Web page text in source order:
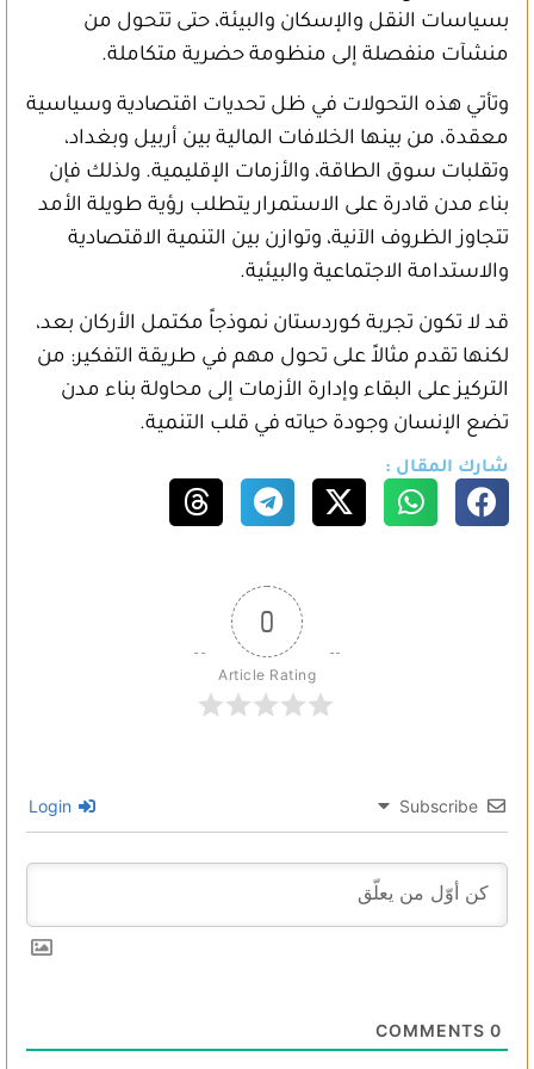
بسياسات النقل والإسكان والبيئة، حتى تتحول من
منشآت منفصلة إلى منظومة حضرية متكاملة.
وتأتي هذه التحولات في ظل تحديات اقتصادية وسياسية
معقدة، من بينها الخلافات المالية بين أربيل وبغداد،
وتقلبات سوق الطاقة، والأزمات الإقليمية. ولذلك فإن
بناء مدن قادرة على الاستمرار يتطلب رؤية طويلة الأمد
تتجاوز الظروف الآنية، وتوازن بين التنمية الاقتصادية
والاستدامة الاجتماعية والبيئية.
قد لا تكون تجربة كوردستان نموذجاً مكتمل الأركان بعد،
لكنها تقدم مثالاً على تحول مهم في طريقة التفكير: من
التركيز على البقاء وإدارة الأزمات إلى محاولة بناء مدن
تضع الإنسان وجودة حياته في قلب التنمية.
شارك المقال :
0
Article Rating
Subscribe
0